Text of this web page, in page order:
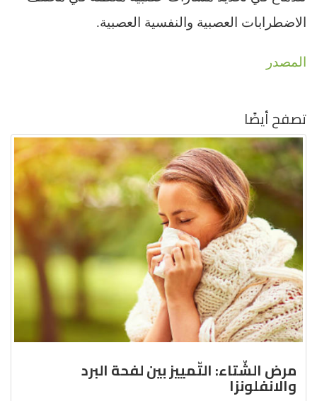
الاضطرابات العصبية والنفسية العصبية.
المصدر
تصفح أيضًا
مرض الشّتاء: التّمييز بين لفحة البرد
والانفلونزا